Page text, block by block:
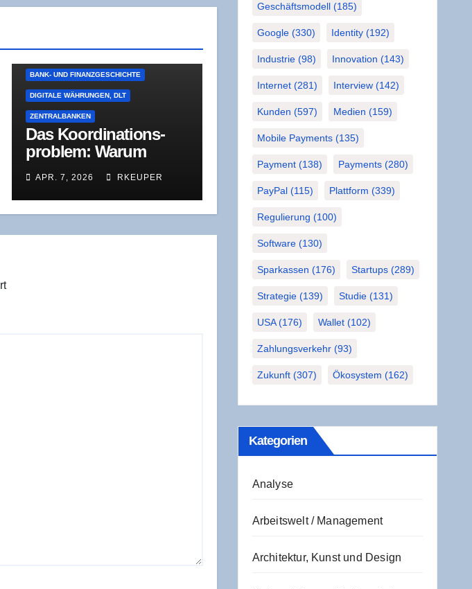
BANK- UND FINANZGESCHICHTE
DIGITALE WÄHRUNGEN, DLT
ZENTRALBANKEN
Das Koor­di­na­ti­ons­
pro­blem: War­um
Geld spaltet
APR. 7, 2026 RKEUPER
Geschäftsmodell(185)
Google(330) Identity(192)
Industrie(98) Innovation (143)
Internet(281) Interview(142)
Kunden (597) Medien (159)
Mobile Payments(135)
Payment(138) Payments(280)
PayPal(115) Plattform (339)
Regulierung (100)
Software(130)
Sparkassen (176) Startups(289)
Strategie(139) Studie(131)
USA(176) Wallet(102)
Zahlungsverkehr(93)
Zukunft(307) Ökosystem (162)
Kate­go­rien
Analyse
Arbeitswelt / Management
Architektur, Kunst und Design